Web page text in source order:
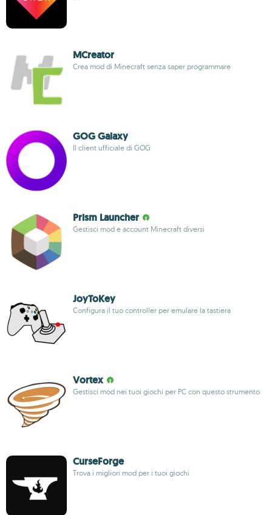
MCreator
Crea mod di Minecraft senza saper programmare
GOG Galaxy
Il client ufficiale di GOG
Prism Launcher
Gestisci mod e account Minecraft diversi
JoyToKey
Configura il tuo controller per emulare la tastiera
Vortex
Gestisci mod nei tuoi giochi per PC con questo strumento
CurseForge
Trova i migliori mod per i tuoi giochi